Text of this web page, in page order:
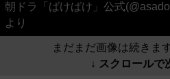
朝ドラ「ばけばけ」公式
より
まだまだ画像は続きま
↓ スクロールで